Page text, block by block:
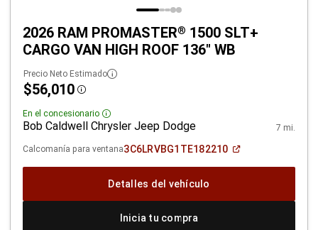
2026 RAM PROMASTER® 1500 SLT+
CARGO VAN HIGH ROOF 136" WB
Precio Neto Estimado
$56,010 Disclosure
En el concesionario Disclosure
Bob Caldwell Chrysler Jeep Dodge 7 mi.
Calcomanía para ventana3C6LRVBG1TE182210
(Abrir
una
Detalles del vehículo
Inicia tu compra